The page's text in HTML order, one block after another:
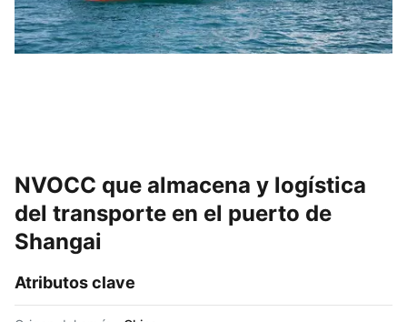
NVOCC que almacena y logística
del transporte en el puerto de
Shangai
Atributos clave